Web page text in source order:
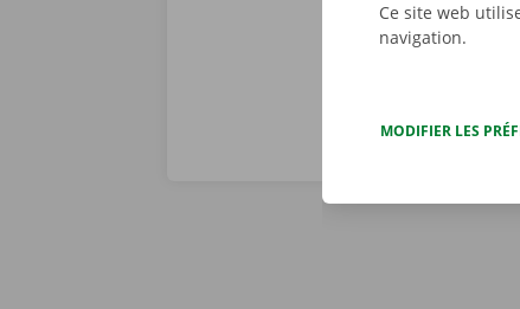
Ce site web
navigation.
MODIFIER LES